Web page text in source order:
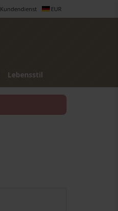
EUR
Kundendienst
Lebensstil